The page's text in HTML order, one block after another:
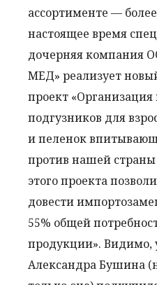
ассортименте —
настоящее время
дочерняя компания
МЕД» реализует
проект «Организация
подгузников для
и пеленок
против нашей
этого проекта
довести
55% общей
продукции». Видимо,
Александра Бушина